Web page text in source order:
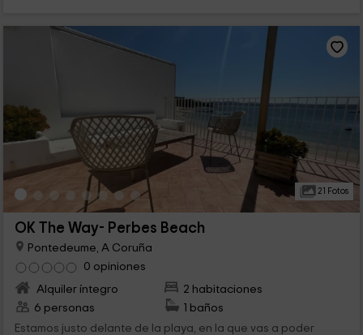
21 Fotos
OK The Way- Perbes Beach
Pontedeume, A Coruña
0 opiniones
Alquiler íntegro
2 habitaciones
6 personas
1 baños
Estamos justo delante de la playa, en la que vas a poder